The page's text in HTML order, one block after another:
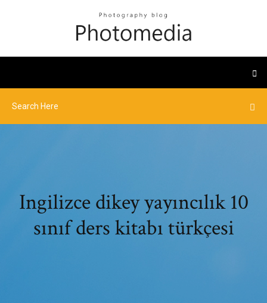
Ingilizce dikey yayıncılık 10
sınıf ders kitabı türkçesi